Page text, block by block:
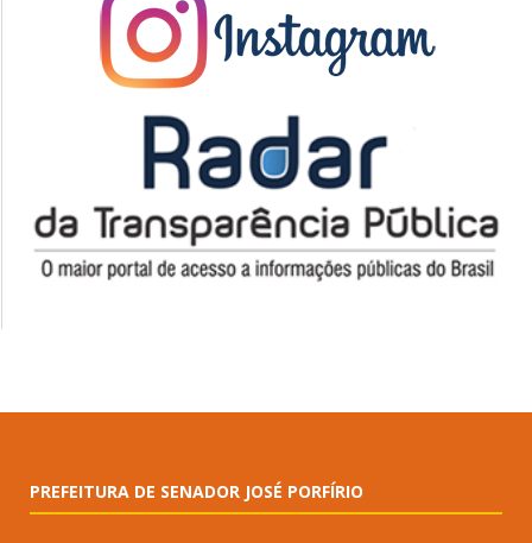
PREFEITURA DE SENADOR JOSÉ PORFÍRIO